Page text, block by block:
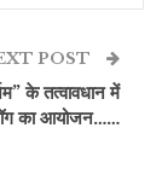
POST
के तत्वावधान में
का आयोजन……